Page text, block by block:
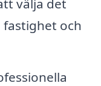
välja det
fastighet och